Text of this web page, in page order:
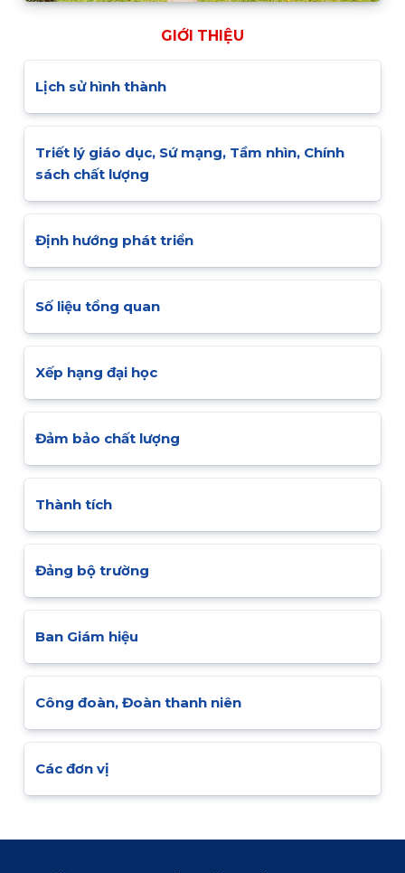
GIỚI THIỆU
Lịch sử hình thành
Triết lý giáo dục, Sứ mạng, Tầm nhìn, Chính
sách chất lượng
Định hướng phát triển
Số liệu tổng quan
Xếp hạng đại học
Đảm bảo chất lượng
Thành tích
Đảng bộ trường
Ban Giám hiệu
Công đoàn, Đoàn thanh niên
Các đơn vị